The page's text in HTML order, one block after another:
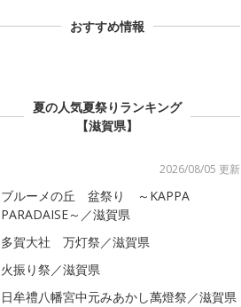
おすすめ情報
夏の人気夏祭りランキング
【滋賀県】
2026/08/05 更新
ブルーメの丘 盆祭り ～KAPPA
PARADAISE～／滋賀県
多賀大社 万灯祭／滋賀県
火振り祭／滋賀県
日牟禮八幡宮中元みあかし萬燈祭／滋賀県